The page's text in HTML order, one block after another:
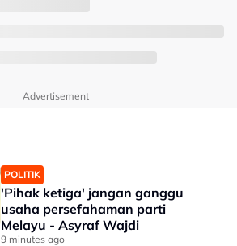
Advertisement
POLITIK
'Pihak ketiga' jangan ganggu
usaha persefahaman parti
Melayu - Asyraf Wajdi
9 minutes ago